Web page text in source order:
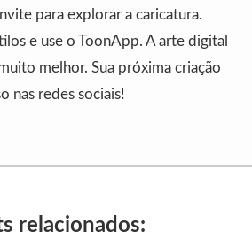
para explorar a caricatura.
e use o ToonApp. A arte digital
melhor. Sua próxima criação
nas redes sociais!
relacionados: